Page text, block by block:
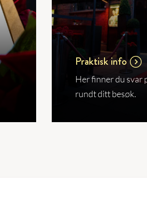
Praktisk info
Her finner du svar
rundt ditt besøk.